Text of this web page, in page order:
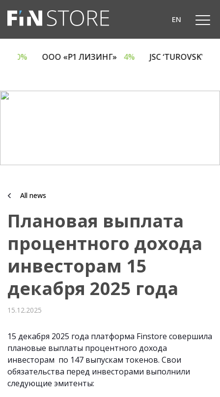
EN
6.70% ООО «Р1 ЛИЗИНГ» 4% JSC ‘TUROVSKY
All news
Плановая выплата
процентного дохода
инвесторам 15
декабря 2025 года
15.12.2025
15 декабря 2025 года платформа Finstore совершила
плановые выплаты процентного дохода
инвесторам по 147 выпускам токенов. Свои
обязательства перед инвесторами выполнили
следующие эмитенты: